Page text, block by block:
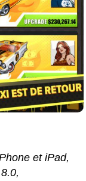
et iPad,